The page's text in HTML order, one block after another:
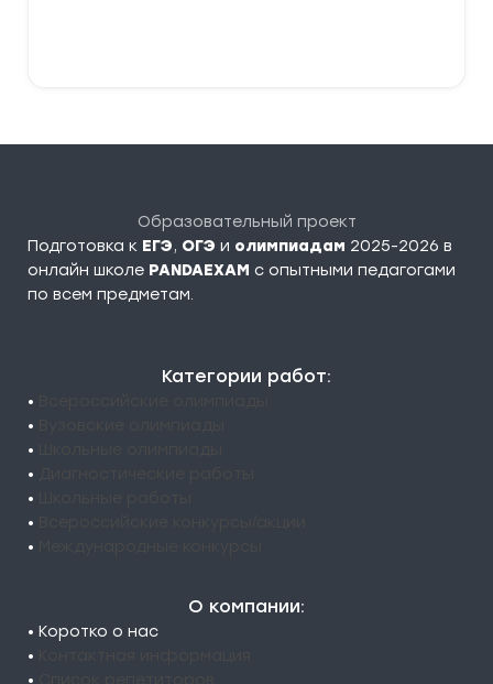
Образовательный проект
Подготовка к ЕГЭ, ОГЭ и олимпиадам 2025-2026 в
онлайн школе PANDAEXAM c опытными педагогами
по всем предметам.
Категории работ:
•
•
•
•
•
•
•
О компании:
• Коротко о нас
•
•